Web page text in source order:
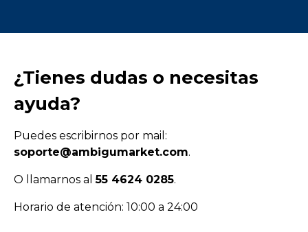
¿Tienes dudas o necesitas
ayuda?
Puedes escribirnos por mail:
soporte@ambigumarket.com.
O llamarnos al55 4624 0285.
Horario de atención: 10:00 a 24:00